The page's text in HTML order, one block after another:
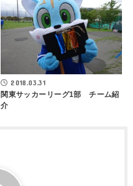
2018.03.31
関東サッカーリーグ1部 チーム紹
介